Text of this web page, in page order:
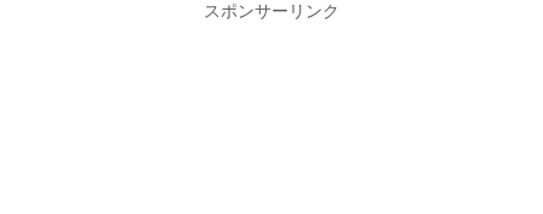
スポンサーリンク